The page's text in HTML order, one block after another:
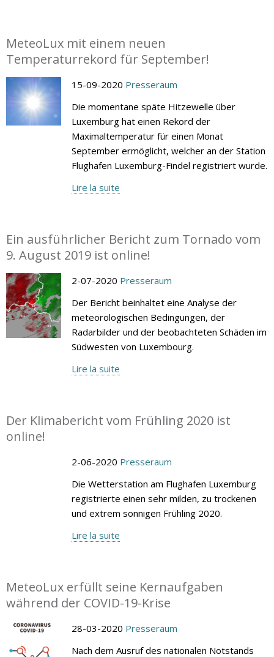
MeteoLux mit einem neuen
Temperaturrekord für September!
15-09-2020 Presseraum
Die momentane späte Hitzewelle über
Luxemburg hat einen Rekord der
Maximaltemperatur für einen Monat
September ermöglicht, welcher an der Station
Flughafen Luxemburg-Findel registriert wurde.
Lire la suite
Ein ausführlicher Bericht zum Tornado vom
9. August 2019 ist online!
2-07-2020 Presseraum
Der Bericht beinhaltet eine Analyse der
meteorologischen Bedingungen, der
Radarbilder und der beobachteten Schäden im
Südwesten von Luxembourg.
Lire la suite
Der Klimabericht vom Frühling 2020 ist
online!
2-06-2020 Presseraum
Die Wetterstation am Flughafen Luxemburg
registrierte einen sehr milden, zu trockenen
und extrem sonnigen Frühling 2020.
Lire la suite
MeteoLux erfüllt seine Kernaufgaben
während der COVID-19-Krise
28-03-2020 Presseraum
Nach dem Ausruf des nationalen Notstands